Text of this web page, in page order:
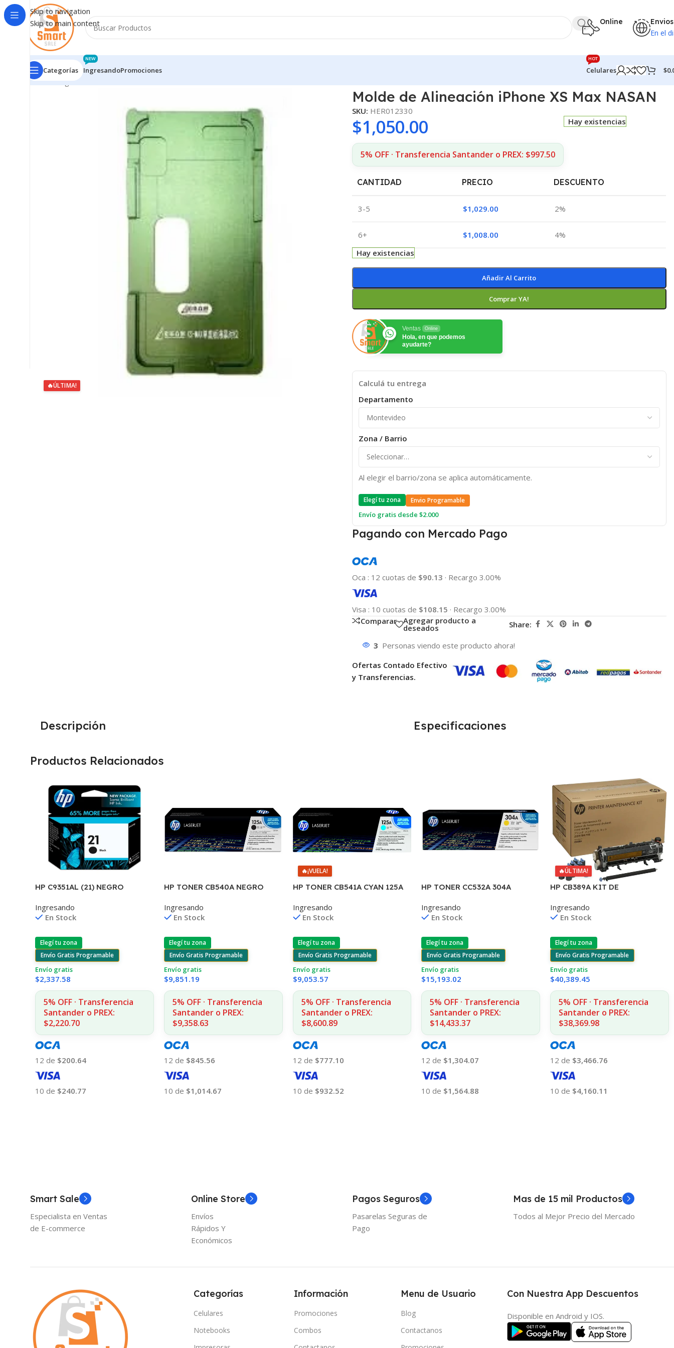
Skip to navigation
Skip to main content
Online Envios
En el
Categorías Ingresando
NEW
Promociones Celulares
HOT
$
Inicio/Ingresando
🔥ÚLTIMA!
Molde de Alineación iPhone XS Max NASAN
SKU: HER012330
$1,050.00
5% OFF · Transferencia Santander o PREX: $997.50
Hay existencias
CANTIDAD PRECIO DESCUENTO
3-5 $1,029.00 2%
6+ $1,008.00
4%
Hay existencias
Añadir Al Carrito
Comprar YA!
Ventas Online
Hola, en que podemos
ayudarte?
Calculá tu entrega
Departamento
Zona / Barrio
Al elegir el barrio/zona se aplica automáticamente.
Elegí tu zona Envio Programable
Envío gratis desde $2.000
Pagando con Mercado Pago
Oca : 12 cuotas de $90.13 · Recargo 3.00%
Visa : 10 cuotas de $108.15 · Recargo 3.00%
Comparar
Agregar producto a
deseados Share:
3 Personas viendo este producto ahora!
Ofertas Contado Efectivo
y Transferencias.
Descripción Especificaciones
Productos Relacionados
HP C9351AL (21) NEGRO
55 7ML (D)
Ingresando
En Stock
Elegí tu zona
Envío Gratis Programable
Envío gratis
$2,337.58
5% OFF · Transferencia
Santander o PREX:
$2,220.70
12 de $200.64
10 de $240.77
HP TONER CB540A NEGRO
1215/1515/1510/1312
Ingresando
En Stock
Elegí tu zona
Envío Gratis Programable
Envío gratis
$9,851.19
5% OFF · Transferencia
Santander o PREX:
$9,358.63
12 de $845.56
10 de $1,014.67
🔥¡VUELA!
HP TONER CB541A CYAN 125A
1215/1515/1510/1312
Ingresando
En Stock
Elegí tu zona
Envío Gratis Programable
Envío gratis
$9,053.57
5% OFF · Transferencia
Santander o PREX:
$8,600.89
12 de $777.10
10 de $932.52
HP TONER CC532A 304A
2020/2025/2030/2320 2.800
CPS CP
Ingresando
En Stock
Elegí tu zona
Envío Gratis Programable
Envío gratis
$15,193.02
5% OFF · Transferencia
Santander o PREX:
$14,433.37
12 de $1,304.07
10 de $1,564.88
🔥ÚLTIMA!
HP CB389A KIT DE
P4014/4015/4515 225.000 CPS
Ingresando
En Stock
Elegí tu zona
Envío Gratis Programable
Envío gratis
$40,389.45
5% OFF · Transferencia
Santander o PREX:
$38,369.98
12 de $3,466.76
10 de $4,160.11
Smart Sale
Especialista en Ventas
de E-commerce
Online Store
Envíos
Rápidos Y
Económicos
Pagos Seguros
Pasarelas Seguras de
Pago
Mas de 15 mil Productos
Todos al Mejor Precio del Mercado
Categorías
Celulares
Notebooks
Información
Promociones
Combos
Menu de Usuario
Blog
Contactanos
Con Nuestra App Descuentos
Disponible en Android y IOS.